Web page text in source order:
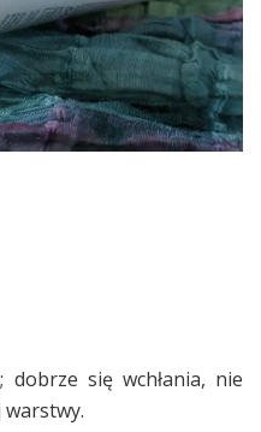
dobrze się wchłania, nie
warstwy.